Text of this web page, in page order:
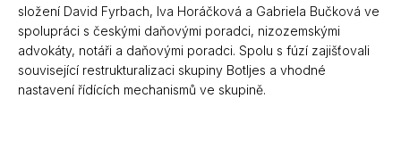
složení David Fyrbach, Iva Horáčková a Gabriela Bučková ve
spolupráci s českými daňovými poradci, nizozemskými
advokáty, notáři a daňovými poradci. Spolu s fúzí zajišťovali
související restrukturalizaci skupiny Botljes a vhodné
nastavení řídících mechanismů ve skupině.